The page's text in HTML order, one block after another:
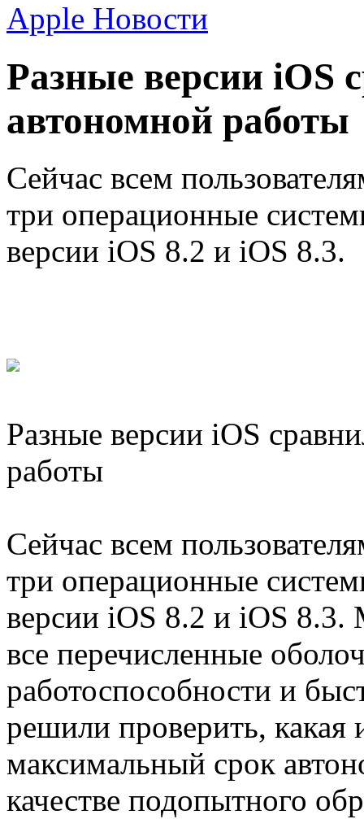
Apple Новости
Разные версии iOS
автономной работы
Сейчас всем
три операционные
версии iOS 8.2 и iOS 8.3.
Разные версии iOS
работы
Сейчас всем
три операционные
версии iOS 8.2 и iOS 8.3.
все перечисленные
работоспособности и
решили проверить, какая
максимальный срок
качестве подопытного